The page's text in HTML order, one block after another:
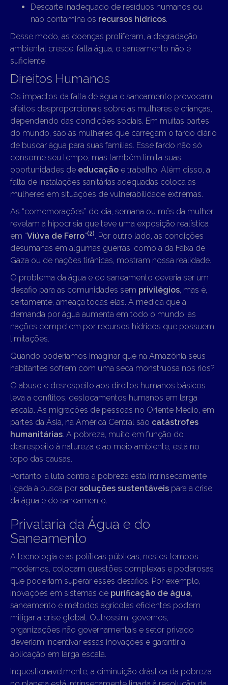
Descarte inadequado de resíduos humanos ou
não contamina os recursos hídricos.
Desse modo, as doenças proliferam, a degradação
ambiental cresce, falta água, o saneamento não é
suficiente.
Direitos Humanos
Os impactos da falta de água e saneamento provocam
efeitos desproporcionais sobre as mulheres e crianças,
dependendo das condições sociais. Em muitas partes
do mundo, são as mulheres que carregam o fardo diário
de buscar água para suas famílias. Esse fardo não só
consome seu tempo, mas também limita suas
oportunidades de educação e trabalho. Além disso, a
falta de instalações sanitárias adequadas coloca as
mulheres em situações de vulnerabilidade extremas.
As “comemorações” do dia, semana ou mês da mulher
revelam a hipocrisia que teve uma exposição realística
em “Viúva de Ferro“(2). Por outro lado, as condições
desumanas em algumas guerras, como a da Faixa de
Gaza ou de nações tirânicas, mostram nossa realidade.
O problema da água e do saneamento deveria ser um
desafio para as comunidades sem privilégios, mas é,
certamente, ameaça todas elas. À medida que a
demanda por água aumenta em todo o mundo, as
nações competem por recursos hídricos que possuem
limitações.
Quando poderíamos imaginar que na Amazônia seus
habitantes sofrem com uma seca monstruosa nos rios?
O abuso e desrespeito aos direitos humanos básicos
leva a conflitos, deslocamentos humanos em larga
escala. As migrações de pessoas no Oriente Médio, em
partes da Ásia, na América Central são catástrofes
humanitárias. A pobreza, muito em função do
desrespeito à natureza e ao meio ambiente, está no
topo das causas.
Portanto, a luta contra a pobreza está intrinsecamente
ligada à busca por soluções sustentáveis para a crise
da água e do saneamento.
Privataria da Água e do
Saneamento
A tecnologia e as políticas públicas, nestes tempos
modernos, colocam questões complexas e poderosas
que poderiam superar esses desafios. Por exemplo,
inovações em sistemas de purificação de água,
saneamento e métodos agrícolas eficientes podem
mitigar a crise global. Outrossim, governos,
organizações não governamentais e setor privado
deveriam incentivar essas inovações e garantir a
aplicação em larga escala.
Inquestionavelmente, a diminuição drástica da pobreza